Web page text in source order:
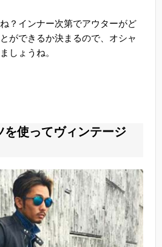
？インナー次第でアウターがど
ができるか決まるので、オシャ
しょうね。
を使ってヴィンテージ